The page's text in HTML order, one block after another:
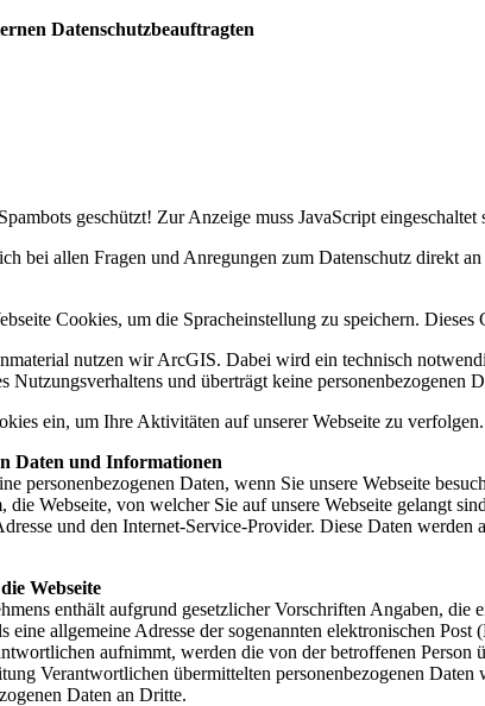
Datenschutz­beauftragten
geschützt! Zur Anzeige muss JavaScript eingeschaltet
bei allen Fragen und Anregungen zum Datenschutz direkt
Cookies, um die Spracheinstellung zu speichern.
nutzen wir ArcGIS. Dabei wird ein technisch
Nutzungsverhaltens und überträgt keine personenbezogenen
ein, um Ihre Aktivitäten auf unserer Webseite zu verfolgen.
Daten und Informationen
personenbezogenen Daten, wenn Sie unsere Webseite
die Webseite, von welcher Sie auf unsere Webseite gelangt
und den Internet-Service-Provider. Diese Daten
Webseite
enthält aufgrund gesetzlicher Vorschriften Angaben,
eine allgemeine Adresse der sogenannten elektronischen
aufnimmt, werden die von der betroffenen
Verantwortlichen übermittelten personenbezogenen
Daten an Dritte.